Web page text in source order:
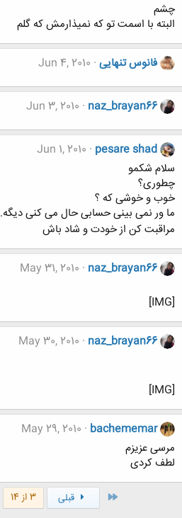
چشم
البته با اسمت تو که نمیذارمش که گلم
فانوس تنهایی Jun 4, 2010
naz_brayan66
Jun 3, 2010
pesare shad
Jun 1, 2010
سلام شکمو
چطوری؟
خوب و خوشی که ؟
ما ور نمی بینی حسابی حال می کنی دیگه.
مراقبت کن از خودت و شاد باش
naz_brayan66
May 31, 2010
[IMG]
naz_brayan66
May 30, 2010
[IMG]
bachememar
May 29, 2010
مرسی عزیزم
لطف کردی
قبلی 3 از 14